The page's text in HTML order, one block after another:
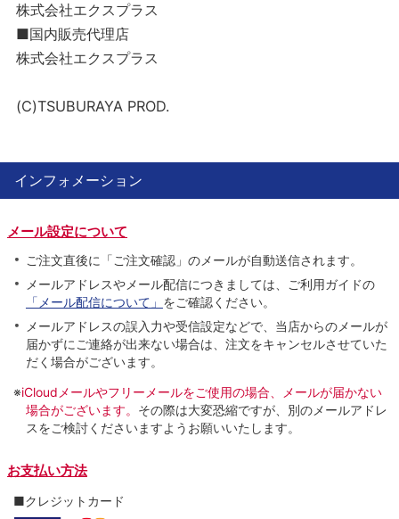
株式会社エクスプラス
■国内販売代理店
株式会社エクスプラス
(C)TSUBURAYA PROD.
インフォメーション
メール設定について
ご注文直後に「ご注文確認」のメールが自動送信されます。
メールアドレスやメール配信につきましては、ご利用ガイドの
「メール配信について」 をご確認ください。
メールアドレスの誤入力や受信設定などで、当店からのメールが
届かずにご連絡が出来ない場合は、注文をキャンセルさせていた
だく場合がございます。
※iCloudメールやフリーメールをご使用の場合、メールが届かない
場合がございます。 その際は大変恐縮ですが、別のメールアドレ
スをご検討くださいますようお願いいたします。
お支払い方法
■クレジットカード